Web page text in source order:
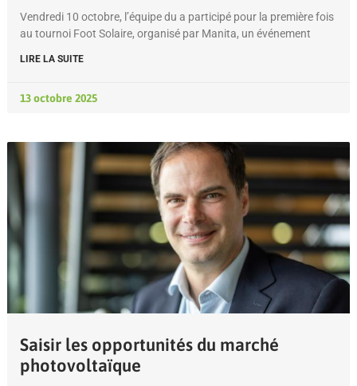
Vendredi 10 octobre, l’équipe du a participé pour la première fois
au tournoi Foot Solaire, organisé par Manita, un événement
LIRE LA SUITE
13 octobre 2025
Saisir les opportunités du marché
photovoltaïque